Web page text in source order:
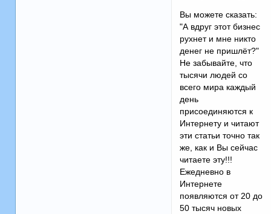
Вы можете сказать:
"А вдруг этот бизнес
рухнет и мне никто
денег не пришлёт?"
Не забывайте, что
тысячи людей со
всего мира каждый
день
присоединяются к
Интернету и читают
эти статьи точно так
же, как и Вы сейчас
читаете эту!!!
Ежедневно в
Интернете
появляются от 20 до
50 тысяч новых